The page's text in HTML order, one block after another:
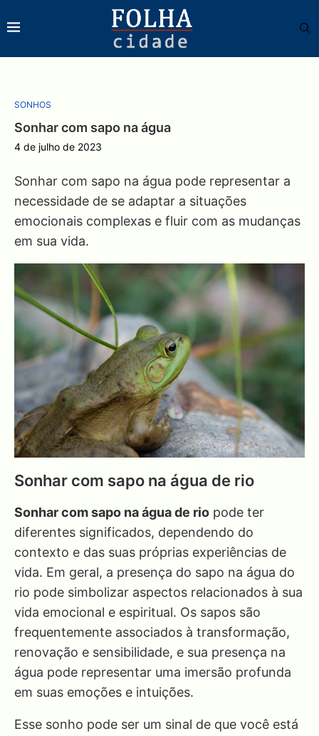
SONHOS
Sonhar com sapo na água
4 de julho de 2023
Sonhar com sapo na água pode representar a
necessidade de se adaptar a situações
emocionais complexas e fluir com as mudanças
em sua vida.
Sonhar com sapo na água de rio
Sonhar com sapo na água de rio pode ter
diferentes significados, dependendo do
contexto e das suas próprias experiências de
vida. Em geral, a presença do sapo na água do
rio pode simbolizar aspectos relacionados à sua
vida emocional e espiritual. Os sapos são
frequentemente associados à transformação,
renovação e sensibilidade, e sua presença na
água pode representar uma imersão profunda
em suas emoções e intuições.
Esse sonho pode ser um sinal de que você está